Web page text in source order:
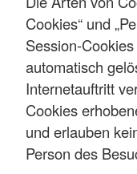
Cookies“ und
Session-
automatisch
Internetauftritt
Cookies
und erlauben
Person des